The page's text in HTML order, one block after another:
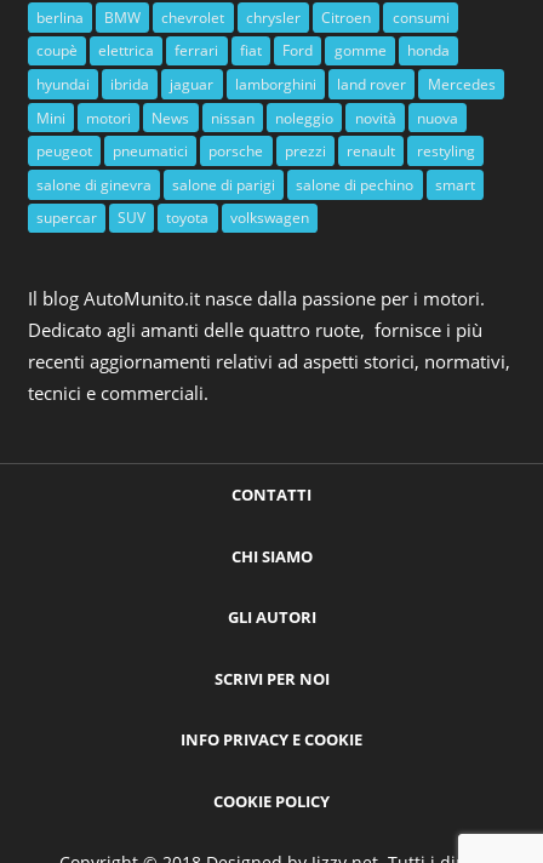
berlina
BMW chevrolet chrysler Citroen
consumi
coupè
elettrica ferrari fiat Ford gomme
honda
hyundai
ibrida jaguar lamborghini land rover
Mercedes
Mini
motori News nissan noleggio novità
nuova
peugeot
pneumatici porsche prezzi renault
restyling
salone di ginevra
salone di parigi salone di pechino
smart
supercar
SUV toyota volkswagen
Il blog AutoMunito.it nasce dalla passione per i motori.
Dedicato agli amanti delle quattro ruote, fornisce i più
recenti aggiornamenti relativi ad aspetti storici, normativi,
tecnici e commerciali.
CONTATTI
CHI SIAMO
GLI AUTORI
SCRIVI PER NOI
INFO PRIVACY E COOKIE
COOKIE POLICY